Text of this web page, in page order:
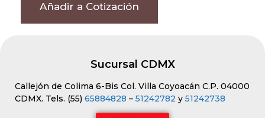
Añadir a Cotización
Sucursal CDMX
Callejón de Colima 6-Bis Col. Villa Coyoacán C.P. 04000
CDMX. Tels. (55) 65884828 – 51242782 y 51242738